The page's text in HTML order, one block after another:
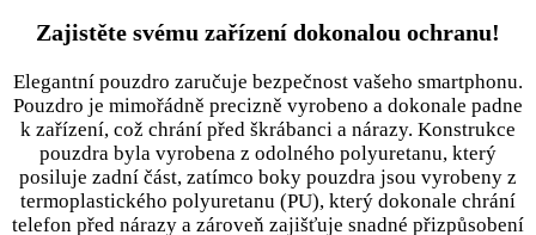
Zajistěte svému zařízení dokonalou ochranu!
Elegantní pouzdro zaručuje bezpečnost vašeho smartphonu.
Pouzdro je mimořádně precizně vyrobeno a dokonale padne
k zařízení, což chrání před škrábanci a nárazy. Konstrukce
pouzdra byla vyrobena z odolného polyuretanu, který
posiluje zadní část, zatímco boky pouzdra jsou vyrobeny z
termoplastického polyuretanu (PU), který dokonale chrání
telefon před nárazy a zároveň zajišťuje snadné přizpůsobení